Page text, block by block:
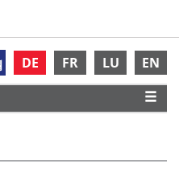
DE FR LU EN